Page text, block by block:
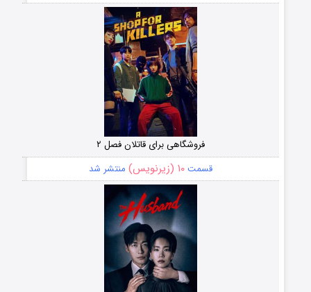
فروشگاهی برای قاتلان فصل ۲
قسمت۱۰ (زیرنویس) منتشر شد